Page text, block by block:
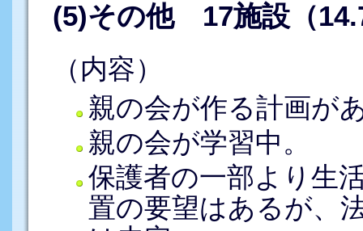
(5)その他 17施設（
（内容）
親の会が作る計画が
親の会が学習中。
保護者の一部より生
置の要望はあるが、